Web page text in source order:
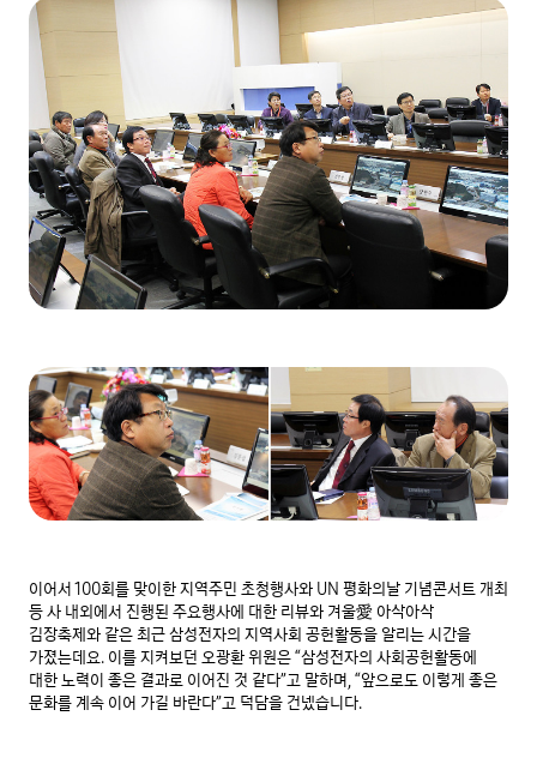
이어서 100회를 맞이한 지역주민 초청행사와 UN 평화의날 기념콘서트 개최
등 사 내외에서 진행된 주요행사에 대한 리뷰와 겨울愛 아삭아삭
김장축제와 같은 최근 삼성전자의 지역사회 공헌활동을 알리는 시간을
가졌는데요. 이를 지켜보던 오광환 위원은 “삼성전자의 사회공헌활동에
대한 노력이 좋은 결과로 이어진 것 같다”고 말하며, “앞으로도 이렇게 좋은
문화를 계속 이어 가길 바란다”고 덕담을 건넸습니다.